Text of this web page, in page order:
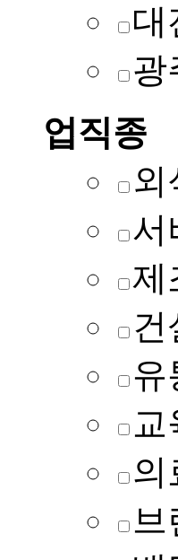
대
광
업직종
외
서
제
건
유
교
의
브